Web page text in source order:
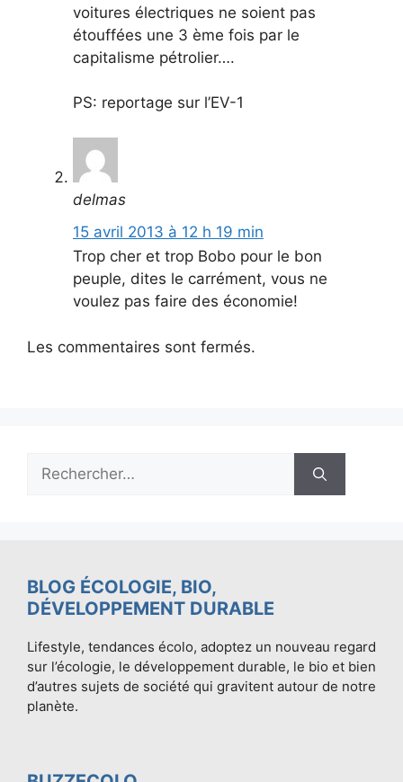
voitures électriques ne soient pas
étouffées une 3 ème fois par le
capitalisme pétrolier….
PS: reportage sur l’EV-1
delmas
15 avril 2013 à 12 h 19 min
Trop cher et trop Bobo pour le bon
peuple, dites le carrément, vous ne
voulez pas faire des économie!
Les commentaires sont fermés.
Rechercher :
BLOG ÉCOLOGIE, BIO,
DÉVELOPPEMENT DURABLE
Lifestyle, tendances écolo, adoptez un nouveau regard
sur l’écologie, le développement durable, le bio et bien
d’autres sujets de société qui gravitent autour de notre
planète.